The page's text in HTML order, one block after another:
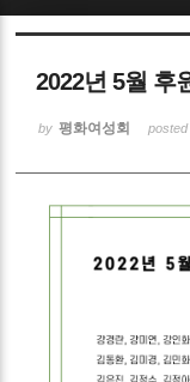
2022년 5월 후
by 평화여성회 posted